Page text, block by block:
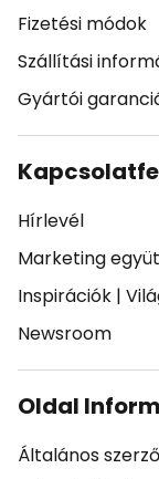
Fizetési módok
Szállítási
Gyártói
Hírlevél
Marketing
Inspirációk |
Newsroom
Oldal
Általános